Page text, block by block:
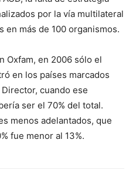
por la vía multilateral
más de 100 organismos.
Oxfam, en 2006 sólo el
en los países marcados
cuando ese
ser el 70% del total.
menos adelantados, que
fue menor al 13%.